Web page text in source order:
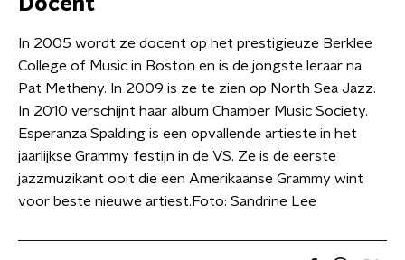
Docent
In 2005 wordt ze docent op het prestigieuze Berklee
College of Music in Boston en is de jongste leraar na
Pat Metheny. In 2009 is ze te zien op North Sea Jazz.
In 2010 verschijnt haar album Chamber Music Society.
Esperanza Spalding is een opvallende artieste in het
jaarlijkse Grammy festijn in de VS. Ze is de eerste
jazzmuzikant ooit die een Amerikaanse Grammy wint
voor beste nieuwe artiest.Foto: Sandrine Lee